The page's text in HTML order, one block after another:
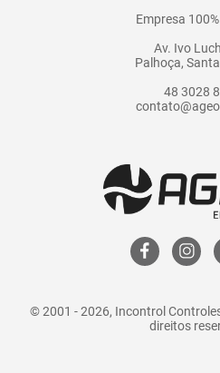
Empresa
Av. Ivo
Palhoça,
48 3028
© 2001 - 2026, Incontrol
direitos